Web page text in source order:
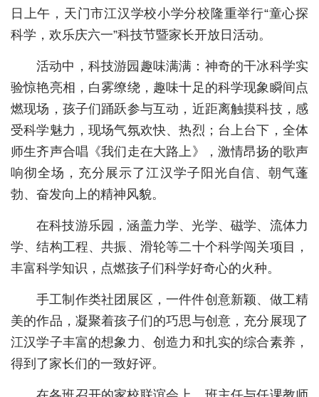
专题
极客圈
经济
城建
科教
健康
悠游
相亲
汽车
房产
消费
创意
文化
日上午，天门市江汉学校小学分校隆重举行“童心探
科学，欢乐庆六一”科技节暨家长开放日活动。
活动中，科技游园趣味满满：神奇的干冰科学实
验惊艳亮相，白雾缭绕，趣味十足的科学现象瞬间点
燃现场，孩子们踊跃参与互动，近距离触摸科技，感
受科学魅力，现场气氛欢快、热烈；台上台下，全体
师生齐声合唱《我们走在大路上》，激情昂扬的歌声
响彻全场，充分展示了江汉学子阳光自信、朝气蓬
勃、奋发向上的精神风貌。
在科技游乐园，涵盖力学、光学、磁学、流体力
学、结构工程、共振、滑轮等二十个科学闯关项目，
丰富科学知识，点燃孩子们科学好奇心的火种。
手工制作类社团展区，一件件创意新颖、做工精
美的作品，凝聚着孩子们的巧思与创意，充分展现了
江汉学子丰富的想象力、创造力和扎实的综合素养，
得到了家长们的一致好评。